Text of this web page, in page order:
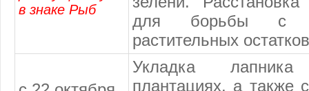
в знаке Рыб
для борьбы с
растительных
Укладка
плантациях, а также